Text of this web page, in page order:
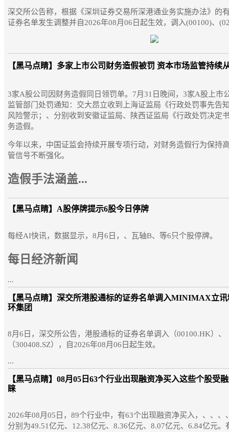
深交所公告称，根据《深圳证券交易所深港通业务实施办法》的
证券名单发生调整并自2026年08月06日起生效，调入(00100)、
【黑马点睛】 多家上市公司财务造假被罚 资本市场监管持续
3家A股公司因财务造假同日领罚单。7月31日晚间，3家A股上市
监管部门处罚通知：交大昂立收到上海证监局《行政处罚事先告
风险警示；、分别收到安徽证监局、陕西证监局《行政处罚决定
务造假。
今年以来，中国证监会持续开展专项行动，对财务造假行为保持
管信号不断强化。
造假手法涵盖...
【黑马点睛】 A股停牌提示6股今日停牌
每经AI快讯，数据显示，8月6日，、瓦轴B、等6只个股停牌。
每日经济新闻
...
【黑马点睛】 深交所港股通标的证券名单调入MINIMAX立讯
环集团
8月6日，深交所公告，港股通标的证券名单调入（00100.HK）、
（300408.SZ），自2026年08月06日起生效。
...
【黑马点睛】 08月05日63个行业出现融资净买入这些个股受
睐
2026年08月05日，89个行业中，有63个出现融资净买入，、、、
分别为49.51亿元、12.38亿元、8.36亿元、8.07亿元、6.84亿元。